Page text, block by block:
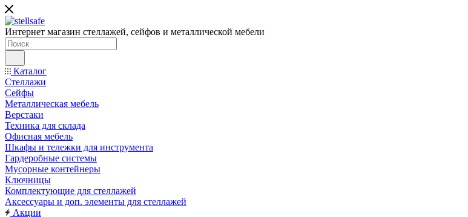
Интернет магазин стеллажей, сейфов и металлической мебели
Каталог
Стеллажи
Сейфы
Металлическая мебель
Верстаки
Техника для склада
Офисная мебель
Шкафы и тележки для инструмента
Гардеробные системы
Мусорные контейнеры
Ключницы
Комплектующие для стеллажей
Аксессуары и доп. элементы для стеллажей
Акции